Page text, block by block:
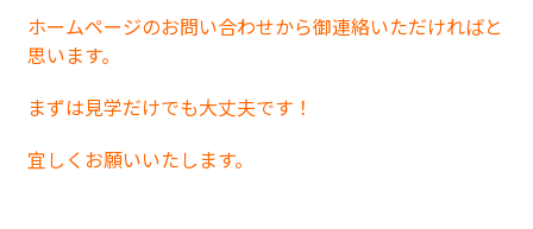
ホームページのお問い合わせから御連絡いただければと
思います。
まずは見学だけでも大丈夫です！
宜しくお願いいたします。